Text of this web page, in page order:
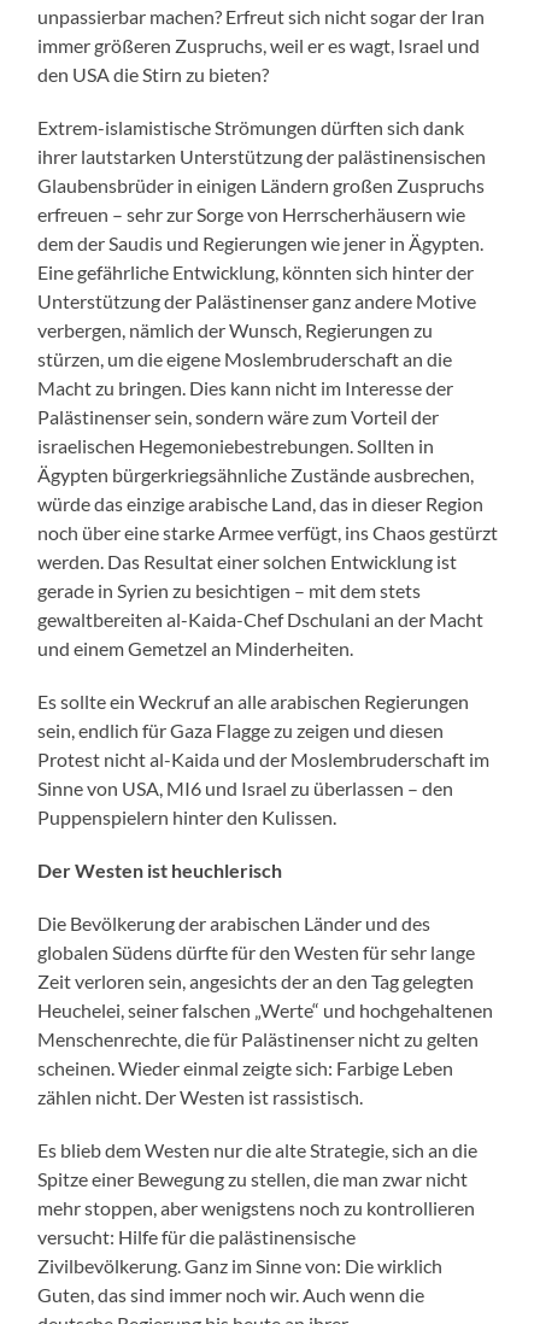
unpassierbar machen? Erfreut sich nicht sogar der Iran
immer größeren Zuspruchs, weil er es wagt, Israel und
den USA die Stirn zu bieten?
Extrem-islamistische Strömungen dürften sich dank
ihrer lautstarken Unterstützung der palästinensischen
Glaubensbrüder in einigen Ländern großen Zuspruchs
erfreuen – sehr zur Sorge von Herrscherhäusern wie
dem der Saudis und Regierungen wie jener in Ägypten.
Eine gefährliche Entwicklung, könnten sich hinter der
Unterstützung der Palästinenser ganz andere Motive
verbergen, nämlich der Wunsch, Regierungen zu
stürzen, um die eigene Moslembruderschaft an die
Macht zu bringen. Dies kann nicht im Interesse der
Palästinenser sein, sondern wäre zum Vorteil der
israelischen Hegemoniebestrebungen. Sollten in
Ägypten bürgerkriegsähnliche Zustände ausbrechen,
würde das einzige arabische Land, das in dieser Region
noch über eine starke Armee verfügt, ins Chaos gestürzt
werden. Das Resultat einer solchen Entwicklung ist
gerade in Syrien zu besichtigen – mit dem stets
gewaltbereiten al-Kaida-Chef Dschulani an der Macht
und einem Gemetzel an Minderheiten.
Es sollte ein Weckruf an alle arabischen Regierungen
sein, endlich für Gaza Flagge zu zeigen und diesen
Protest nicht al-Kaida und der Moslembruderschaft im
Sinne von USA, MI6 und Israel zu überlassen – den
Puppenspielern hinter den Kulissen.
Der Westen ist heuchlerisch
Die Bevölkerung der arabischen Länder und des
globalen Südens dürfte für den Westen für sehr lange
Zeit verloren sein, angesichts der an den Tag gelegten
Heuchelei, seiner falschen „Werte“ und hochgehaltenen
Menschenrechte, die für Palästinenser nicht zu gelten
scheinen. Wieder einmal zeigte sich: Farbige Leben
zählen nicht. Der Westen ist rassistisch.
Es blieb dem Westen nur die alte Strategie, sich an die
Spitze einer Bewegung zu stellen, die man zwar nicht
mehr stoppen, aber wenigstens noch zu kontrollieren
versucht: Hilfe für die palästinensische
Zivilbevölkerung. Ganz im Sinne von: Die wirklich
Guten, das sind immer noch wir. Auch wenn die